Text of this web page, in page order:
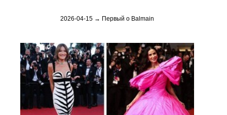
2026-04-15 → Первый о Balmain